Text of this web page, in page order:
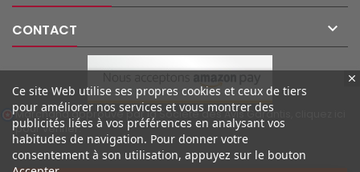
CONTACT 
Marchand approuvé par la Société des Avis Garantis,
pour vérifier.
Ce site Web utilise ses propres cookies et ceux de tiers
pour améliorer nos services et vous montrer des
publicités liées à vos préférences en analysant vos
habitudes de navigation. Pour donner votre
consentement à son utilisation, appuyez sur le bouton